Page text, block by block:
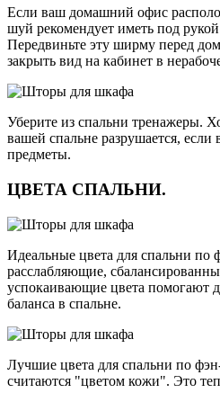
Если ваш домашний офис
шуй рекомендует иметь под
Передвиньте эту ширму перед
закрыть вид на кабинет в
Уберите из спальни тренажеры.
вашей спальне разрушается, если
предметы.
ЦВЕТА СПАЛЬНИ.
Идеальные цвета для спальни по
расслабляющие,
успокаивающие цвета помогают
баланса в спальне.
Лучшие цвета для спальни по
считаются "цветом кожи". Это